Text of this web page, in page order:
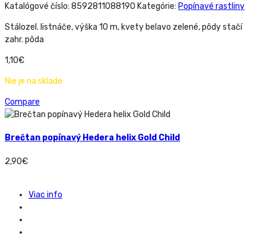
Katalógové číslo: 8592811088190 Kategórie: Popínavé rastliny
Stálozel. listnáče, výška 10 m, kvety belavo zelené, pôdy stačí
zahr. pôda
1,10€
Nie je na sklade
Compare
Brečtan popínavý Hedera helix Gold Child
2,90€
Viac info